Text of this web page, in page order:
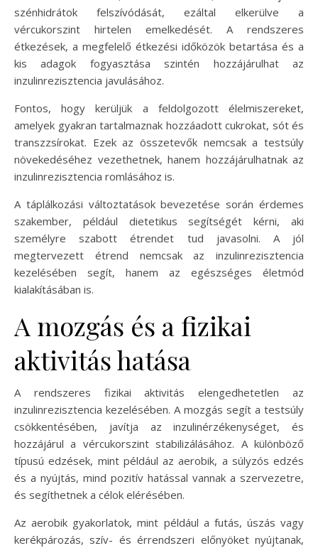
szénhidrátok felszívódását, ezáltal elkerülve a
vércukorszint hirtelen emelkedését. A rendszeres
étkezések, a megfelelő étkezési időközök betartása és a
kis adagok fogyasztása szintén hozzájárulhat az
inzulinrezisztencia javulásához.
Fontos, hogy kerüljük a feldolgozott élelmiszereket,
amelyek gyakran tartalmaznak hozzáadott cukrokat, sót és
transzzsírokat. Ezek az összetevők nemcsak a testsúly
növekedéséhez vezethetnek, hanem hozzájárulhatnak az
inzulinrezisztencia romlásához is.
A táplálkozási változtatások bevezetése során érdemes
szakember, például dietetikus segítségét kérni, aki
személyre szabott étrendet tud javasolni. A jól
megtervezett étrend nemcsak az inzulinrezisztencia
kezelésében segít, hanem az egészséges életmód
kialakításában is.
A mozgás és a fizikai
aktivitás hatása
A rendszeres fizikai aktivitás elengedhetetlen az
inzulinrezisztencia kezelésében. A mozgás segít a testsúly
csökkentésében, javítja az inzulinérzékenységet, és
hozzájárul a vércukorszint stabilizálásához. A különböző
típusú edzések, mint például az aerobik, a súlyzós edzés
és a nyújtás, mind pozitív hatással vannak a szervezetre,
és segíthetnek a célok elérésében.
Az aerobik gyakorlatok, mint például a futás, úszás vagy
kerékpározás, szív- és érrendszeri előnyöket nyújtanak,